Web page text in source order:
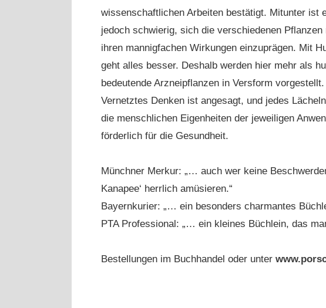
wissenschaftlichen Arbeiten bestätigt. Mitunter ist
jedoch schwierig, sich die verschiedenen Pflanzen
ihren mannigfachen Wirkungen einzuprägen. Mit
geht alles besser. Deshalb werden hier mehr als
bedeutende Arzneipflanzen in Versform vorgestellt.
Vernetztes Denken ist angesagt, und jedes
die menschlichen Eigenheiten der jeweiligen
förderlich für die Gesundheit.
Münchner Merkur: „… auch wer keine
Kanapee‘ herrlich amüsieren.“
Bayernkurier: „… ein besonders charmantes
PTA Professional: „… ein kleines Büchlein, das
Bestellungen im Buchhandel oder unter